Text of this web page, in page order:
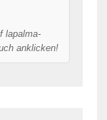
lapalma-
anklicken!